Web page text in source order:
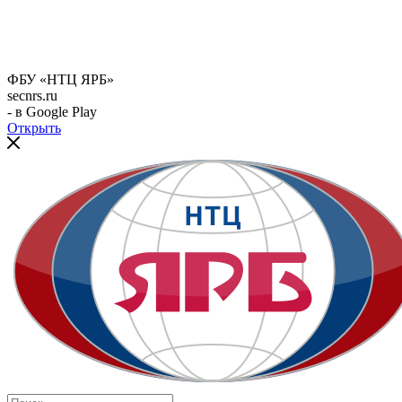
ФБУ «НТЦ ЯРБ»
secnrs.ru
- в Google Play
Открыть